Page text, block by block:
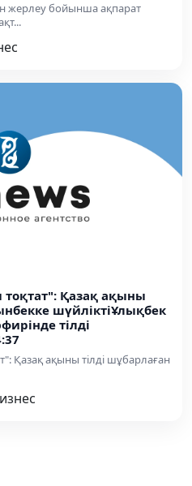
жерлеу бойынша ақпарат
Қазақ ақыны
шүйліктіҰлықбек
тілді
Қазақ ақыны тілді шұбарлаған